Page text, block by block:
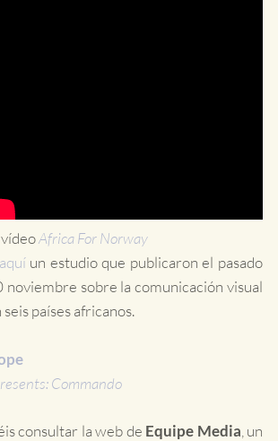
Africa For Norway
aquíun estudio que publicaron el pasado
noviembre sobre la comunicación visual
seis países africanos.
Commando
consultar la web de Equipe Media , un